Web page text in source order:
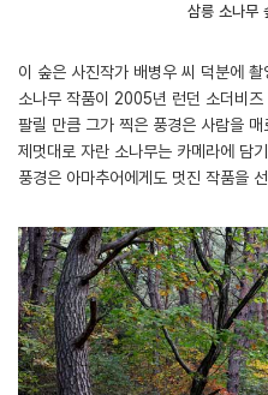
삼릉 소나무
이 숲은 사진작가 배병우 씨 덕분에
소나무 작품이 2005년 런던 소더비
팔릴 만큼 그가 찍은 풍경은 사람을
제멋대로 자란 소나무는 카메라에 담
풍경은 아마추어에게도 멋진 작품을